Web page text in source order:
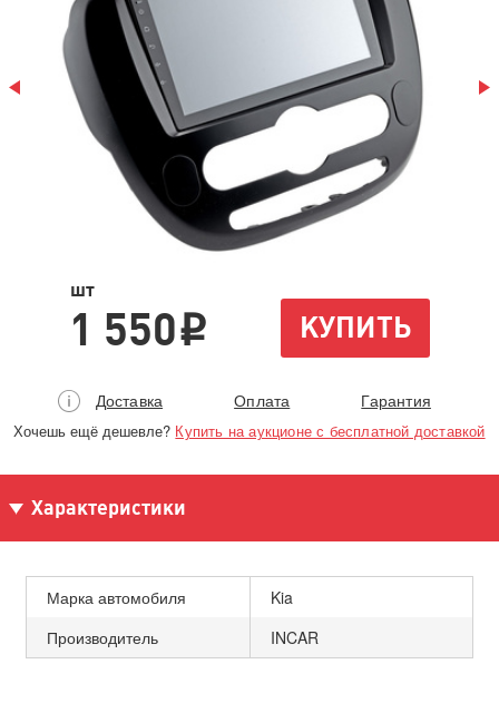
шт
1 550i КУПИТЬ
Доставка Оплата Гарантия
Хочешь ещё дешевле? Купить на аукционе с бесплатной доставкой
Характеристики
Марка автомобиля
Kia
Производитель
INCAR